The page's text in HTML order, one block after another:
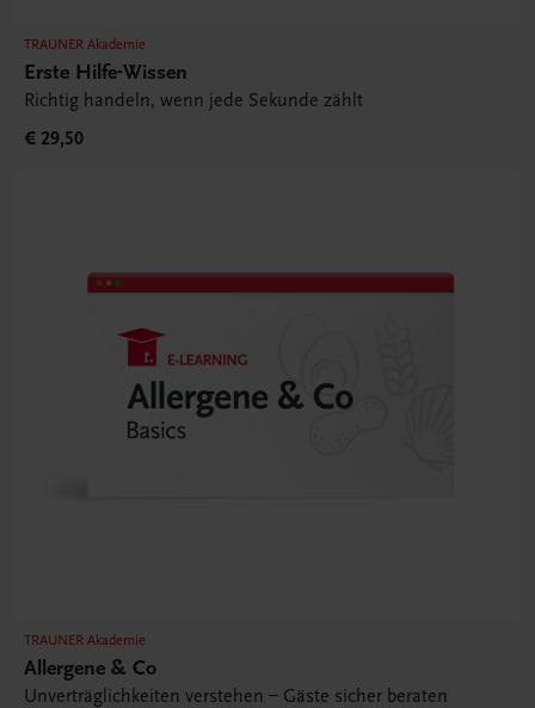
TRAUNER Akademie
Erste Hilfe-Wissen
Richtig handeln, wenn jede Sekunde zählt
€ 29,50
TRAUNER Akademie
Allergene & Co
Unverträglichkeiten verstehen – Gäste sicher beraten